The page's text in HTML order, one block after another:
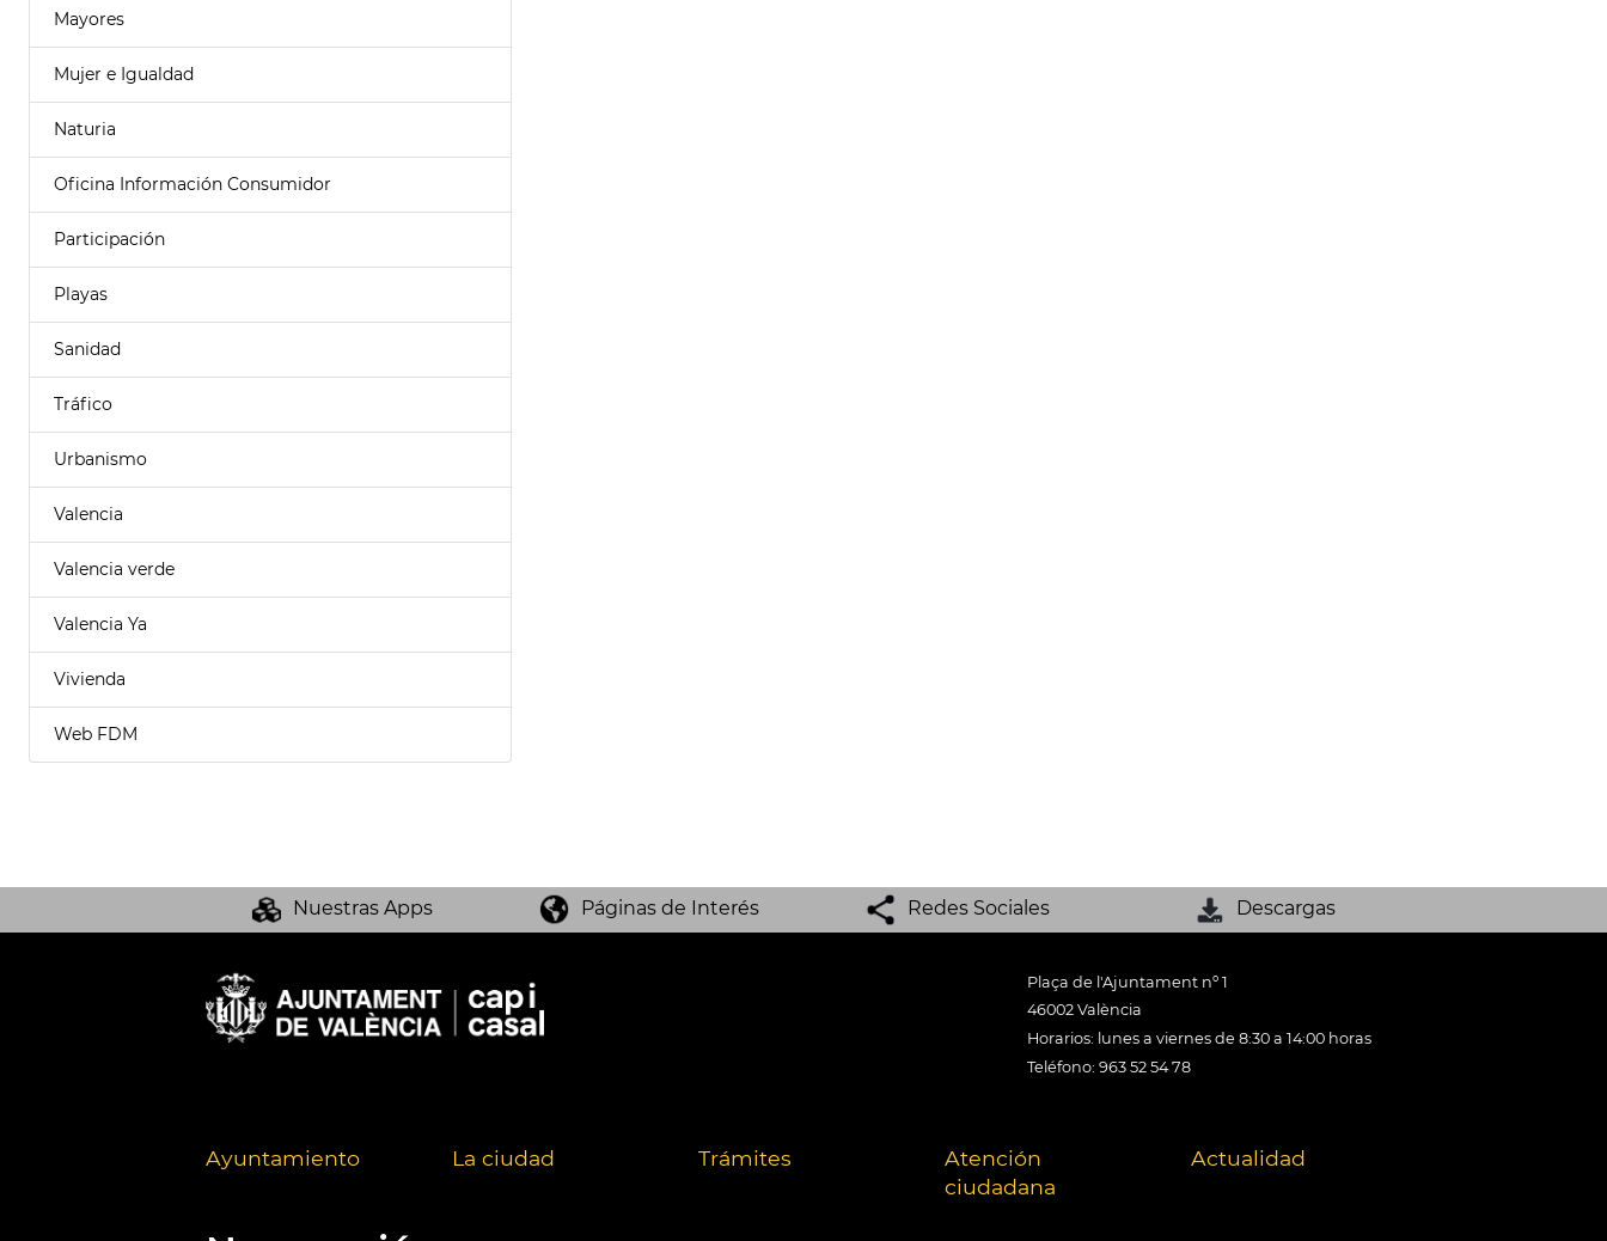
Mayores
Mujer e Igualdad
Naturia
Oficina Información Consumidor
Participación
Playas
Sanidad
Tráfico
Urbanismo
Valencia
Valencia verde
Valencia Ya
Vivienda
Web FDM
Nuestras Apps Páginas de Interés Redes Sociales Descargas
Plaça de l'Ajuntament nº 1
46002 València
Horarios: lunes a viernes de 8:30 a 14:00 horas
Teléfono: 963 52 54 78
Ayuntamiento La ciudad Trámites
Atención
ciudadana
Actualidad